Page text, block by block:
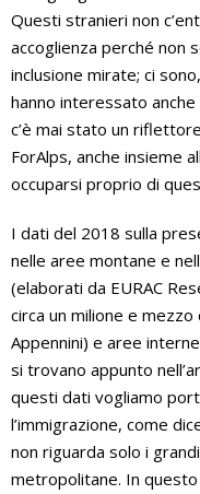
Questi stranieri non
accoglienza perché non
inclusione mirate; ci
hanno interessato
c’è mai stato un
ForAlps, anche insieme
occuparsi proprio di
I dati del 2018 sulla
nelle aree montane e
(elaborati da EURAC
circa un milione e
Appennini) e aree
si trovano appunto
questi dati vogliamo
l’immigrazione, come
non riguarda solo i
metropolitane. In